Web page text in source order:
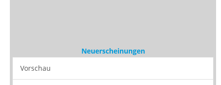
Neuerscheinungen
Vorschau